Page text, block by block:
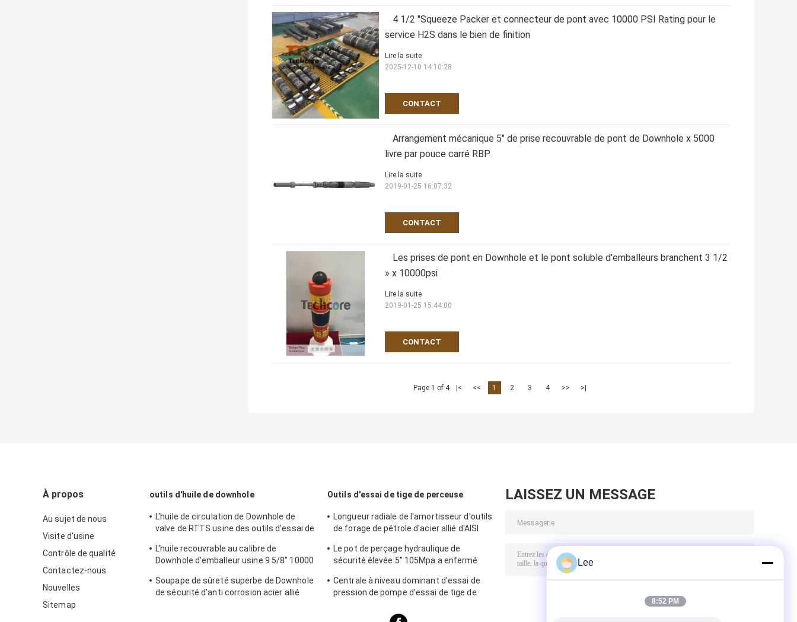
4 1/2 "Squeeze Packer et connecteur de pont avec 10000 PSI Rating pour le
service H2S dans le bien de finition
CONTACT
Lire la suite
2025-12-10 14:10:28
Arrangement mécanique 5" de prise recouvrable de pont de Downhole x 5000
livre par pouce carré RBP
CONTACT
Lire la suite
2019-01-25 16:07:32
Les prises de pont en Downhole et le pont soluble d'emballeurs branchent 3 1/2
» x 10000psi
CONTACT
Lire la suite
2019-01-25 15:44:00
Page 1 of 4 |< << 1 2 3 4 >> >|
À propos
Au sujet de nous
Visite d'usine
Contrôle de qualité
Contactez-nous
Nouvelles
Sitemap
outils d'huile de downhole
L'huile de circulation de Downhole de
valve de RTTS usine des outils d'essai de
L'huile recouvrable au calibre de
Downhole d'emballeur usine 9 5/8" 10000
Soupape de sûreté superbe de Downhole
de sécurité d'anti corrosion acier allié
Outils d'essai de tige de perceuse
Longueur radiale de l'amortisseur d'outils
de forage de pétrole d'acier allié d'AISI
Le pot de perçage hydraulique de
sécurité élevée 5" 105Mpa a enfermé
Centrale à niveau dominant d'essai de
pression de pompe d'essai de tige de
LAISSEZ UN MESSAGE
Lee
8:52 PM